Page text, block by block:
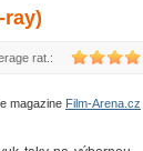
ray)
rat.:
magazine Film-Arena.cz